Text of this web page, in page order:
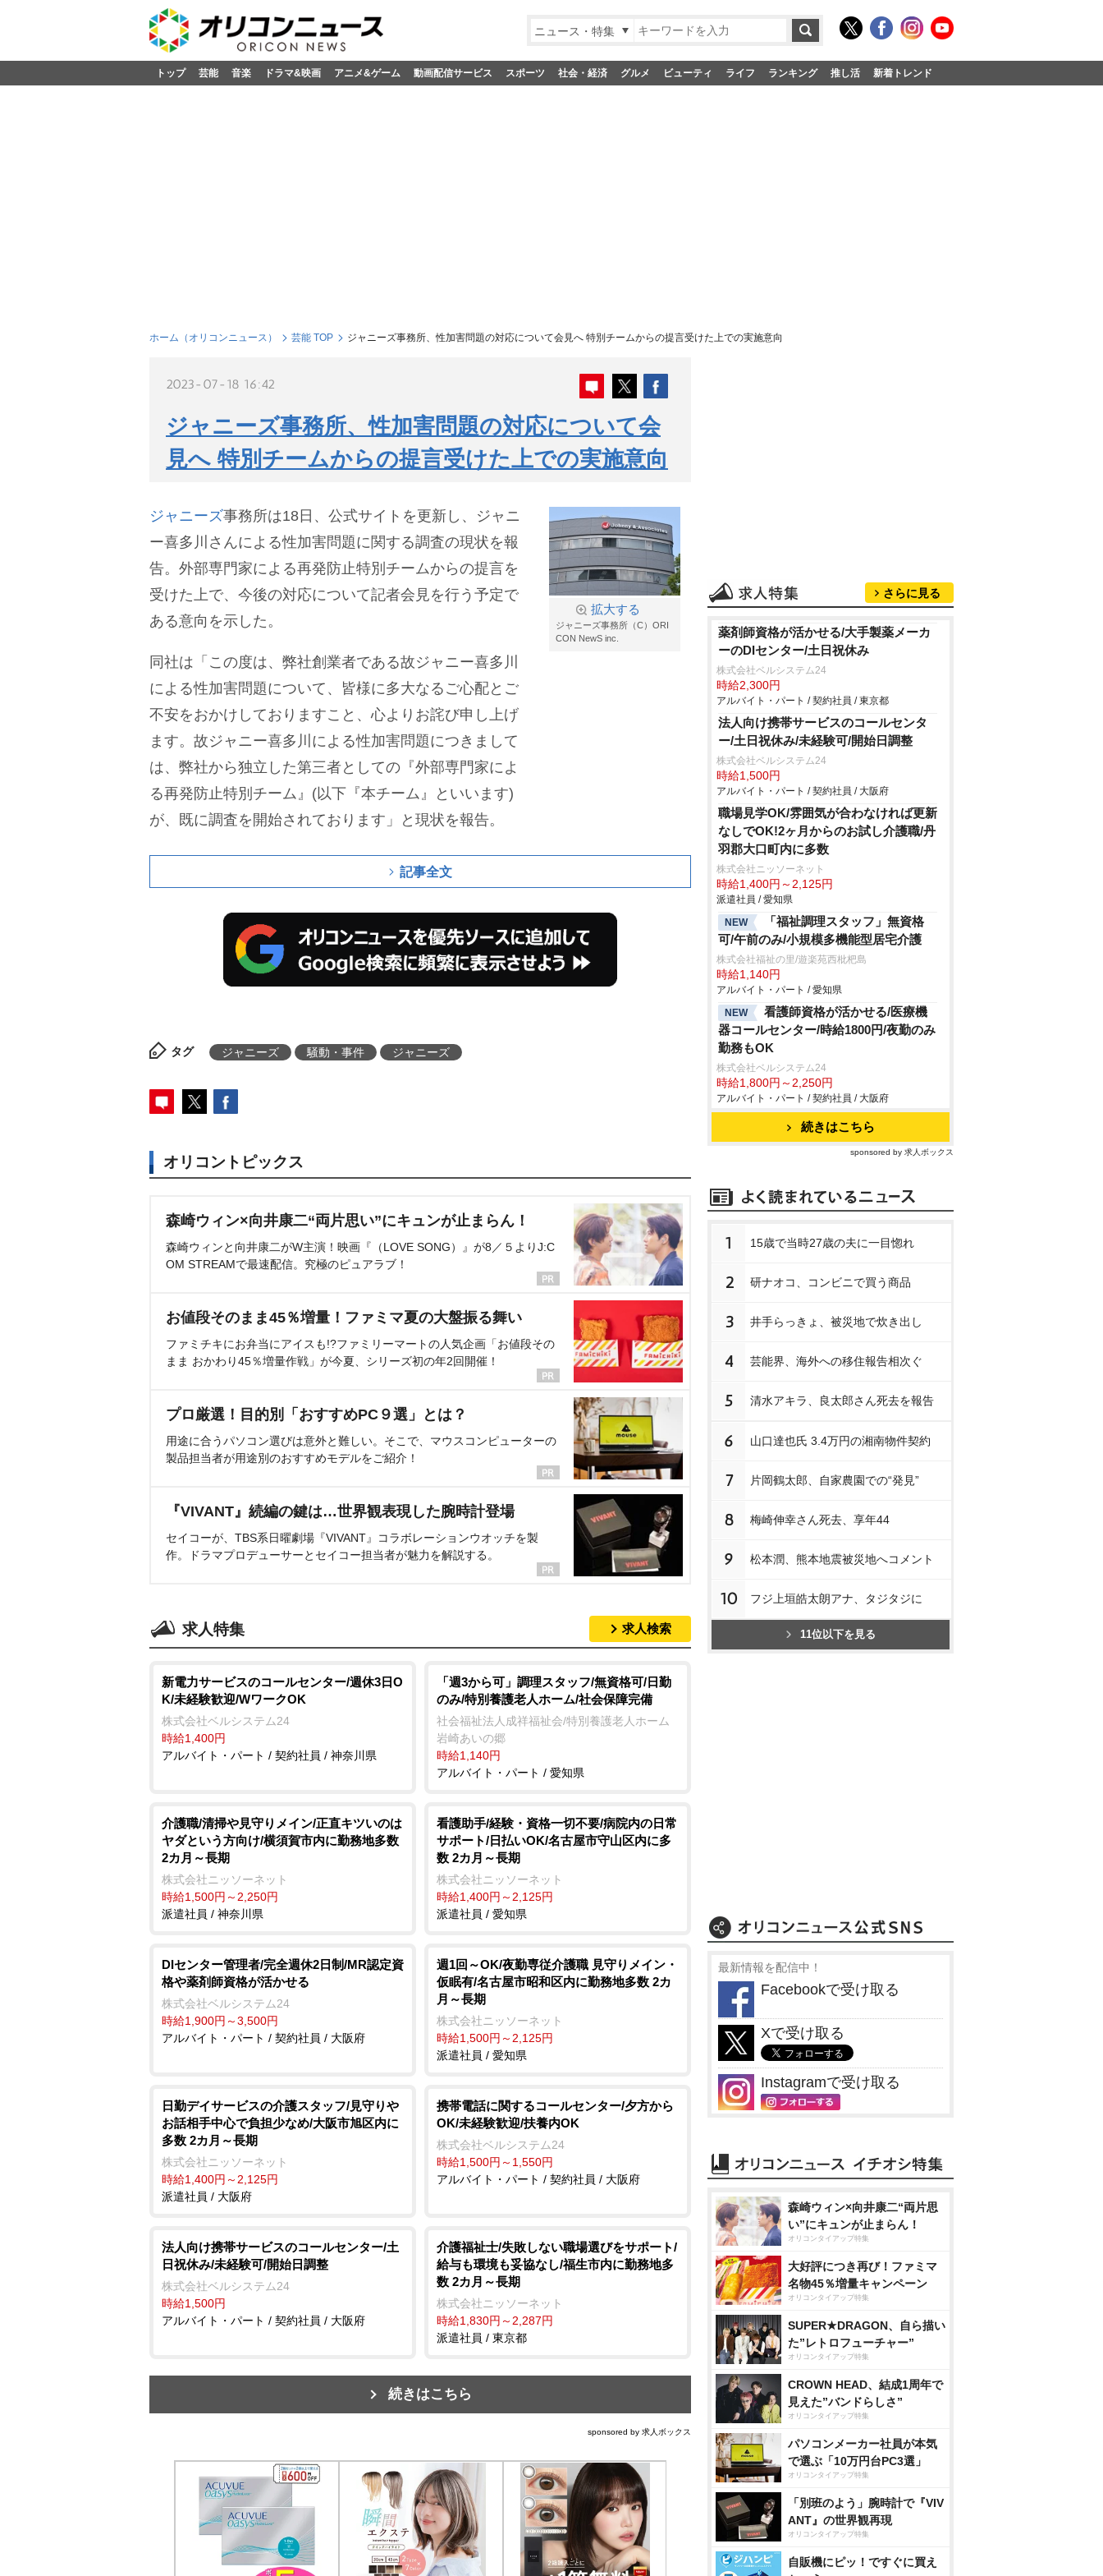
ニュース・特集
トップ 芸能 音楽 ドラマ&映画 アニメ&ゲーム 動画配信サービス スポーツ 社会・経済 グルメ ビューティ ライフ ランキング 推し活 新着トレンド
ホーム（オリコンニュース） 芸能 TOP ジャニーズ事務所、性加害問題の対応について会見へ 特別チームからの提言受けた上での実施意向
2023-07-18 16:42
ジャニーズ事務所、性加害問題の対応について会
見へ 特別チームからの提言受けた上での実施意向
拡大する
ジャニーズ事務所（C）ORI
CON NewS inc.
ジャニーズ事務所は18日、公式サイトを更新し、ジャニ
ー喜多川さんによる性加害問題に関する調査の現状を報
告。外部専門家による再発防止特別チームからの提言を
受けた上で、今後の対応について記者会見を行う予定で
ある意向を示した。
同社は「この度は、弊社創業者である故ジャニー喜多川
による性加害問題について、皆様に多大なるご心配とご
不安をおかけしておりますこと、心よりお詫び申し上げ
ます。故ジャニー喜多川による性加害問題につきまして
は、弊社から独立した第三者としての『外部専門家によ
る再発防止特別チーム』(以下『本チーム』といいます)
が、既に調査を開始されております」と現状を報告。
記事全文
タグ ジャニーズ 騒動・事件 ジャニーズ
オリコントピックス
森崎ウィン×向井康二“両片思い”にキュンが止まらん！
森崎ウィンと向井康二がW主演！映画『（LOVE SONG）』が8／５よりJ:C
OM STREAMで最速配信。究極のピュアラブ！
お値段そのまま45％増量！ファミマ夏の大盤振る舞い
ファミチキにお弁当にアイスも!?ファミリーマートの人気企画「お値段その
まま おかわり45％増量作戦」が今夏、シリーズ初の年2回開催！
プロ厳選！目的別「おすすめPC９選」とは？
用途に合うパソコン選びは意外と難しい。そこで、マウスコンピューターの
製品担当者が用途別のおすすめモデルをご紹介！
『VIVANT』続編の鍵は…世界観表現した腕時計登場
セイコーが、TBS系日曜劇場『VIVANT』コラボレーションウオッチを製
作。ドラマプロデューサーとセイコー担当者が魅力を解説する。
求人特集 求人検索
新電力サービスのコールセンター/週休3日O
K/未経験歓迎/WワークOK
株式会社ベルシステム24
時給1,400円
アルバイト・パート / 契約社員 / 神奈川県
「週3から可」調理スタッフ/無資格可/日勤
のみ/特別養護老人ホーム/社会保障完備
社会福祉法人成祥福祉会/特別養護老人ホーム
崎あいの郷
時給1,140円
アルバイト・パート / 愛知県
介護職/清掃や見守りメイン/正直キツいのは
ヤダという方向け/横須賀市内に勤務地多数
2カ月～長期
株式会社ニッソーネット
時給1,500円～2,250円
派遣社員 / 神奈川県
看護助手/経験・資格一切不要/病院内の日常
サポート/日払いOK/名古屋市守山区内に多
数 2カ月～長期
株式会社ニッソーネット
時給1,400円～2,125円
派遣社員 / 愛知県
DIセンター管理者/完全週休2日制/MR認定資
格や薬剤師資格が活かせる
株式会社ベルシステム24
時給1,900円～3,500円
アルバイト・パート / 契約社員 / 大阪府
週1回～OK/夜勤専従介護職 見守りメイン・
仮眠有/名古屋市昭和区内に勤務地多数 2カ
月～長期
株式会社ニッソーネット
時給1,500円～2,125円
派遣社員 / 愛知県
日勤デイサービスの介護スタッフ/見守り
お話相手中心で負担少なめ/大阪市旭区内に
多数 2カ月～長期
株式会社ニッソーネット
時給1,400円～2,125円
派遣社員 / 大阪府
携帯電話に関するコールセンター/夕方から
OK/未経験歓迎/扶養内OK
株式会社ベルシステム24
時給1,500円～1,550円
アルバイト・パート / 契約社員 / 大阪府
法人向け携帯サービスのコールセンター/土
日祝休み/未経験可/開始日調整
株式会社ベルシステム24
時給1,500円
アルバイト・パート / 契約社員 / 大阪府
介護福祉士/失敗しない職場選びをサポート/
給与も環境も妥協なし/福生市内に勤務地多
数 2カ月～長期
株式会社ニッソーネット
時給1,830円～2,287円
派遣社員 / 東京都
続きはこちら
sponsored by 求人ボックス
さらに見る
薬剤師資格が活かせる/大手製薬メーカ
ーのDIセンター/土日祝休み
株式会社ベルシステム24
時給2,300円
アルバイト・パート / 契約社員 / 東京都
法人向け携帯サービスのコールセンタ
ー/土日祝休み/未経験可/開始日調整
株式会社ベルシステム24
時給1,500円
アルバイト・パート / 契約社員 / 大阪府
職場見学OK/雰囲気が合わなければ更新
なしでOK!2ヶ月からのお試し介護職/丹
羽郡大口町内に多数
株式会社ニッソーネット
時給1,400円～2,125円
派遣社員 / 愛知県
NEW
「福祉調理スタッフ」無資格
可/午前のみ/小規模多機能型居宅介護
株式会社福祉の里/遊楽苑西枇杷島
時給1,140円
アルバイト・パート / 愛知県
NEW
看護師資格が活かせる/医療機
器コールセンター/時給1800円/夜勤のみ
勤務もOK
株式会社ベルシステム24
時給1,800円～2,250円
アルバイト・パート / 契約社員 / 大阪府
続きはこちら
sponsored by 求人ボックス
1 15歳で当時27歳の夫に一目惚れ
2 研ナオコ、コンビニで買う商品
3 井手らっきょ、被災地で炊き出し
4 芸能界、海外への移住報告相次ぐ
5 清水アキラ、良太郎さん死去を報告
6 山口達也氏 3.4万円の湘南物件契約
7 片岡鶴太郎、自家農園での“発見”
8 梅崎伸幸さん死去、享年44
9 松本潤、熊本地震被災地へコメント
10 フジ上垣皓太朗アナ、タジタジに
11位以下を見る
最新情報を配信中！
Facebookで受け取る
Xで受け取る
Instagramで受け取る
森崎ウィン×向井康二“両片思
い”にキュンが止まらん！
オリコンタイアップ特集
大好評につき再び！ファミマ
名物45％増量キャンペーン
オリコンタイアップ特集
SUPER★DRAGON、自ら描い
た”レトロフューチャー”
オリコンタイアップ特集
CROWN HEAD、結成1周年で
見えた”バンドらしさ”
オリコンタイアップ特集
パソコンメーカー社員が本気
で選ぶ「10万円台PC3選」
オリコンタイアップ特集
「別班のよう」腕時計で『VIV
ANT』の世界観再現
オリコンタイアップ特集
自販機にピッ！ですぐに買え